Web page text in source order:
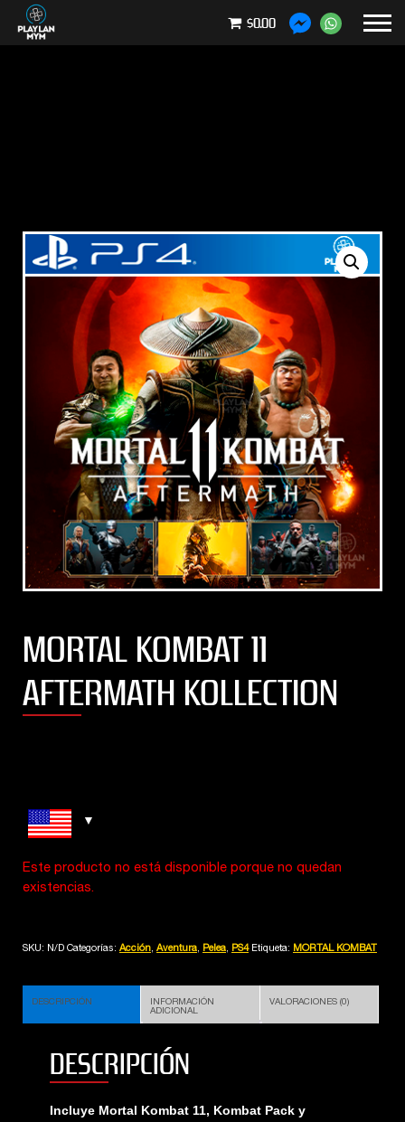
$0.00
MORTAL KOMBAT 11
AFTERMATH KOLLECTION
Este producto no está disponible porque no quedan
existencias.
SKU: N/D Categorías: Acción, Aventura, Pelea, PS4 Etiqueta: MORTAL KOMBAT
DESCRIPCIÓN
INFORMACIÓN
ADICIONAL
VALORACIONES (0)
DESCRIPCIÓN
Incluye Mortal Kombat 11, Kombat Pack y